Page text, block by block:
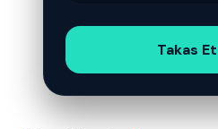
Takas Et